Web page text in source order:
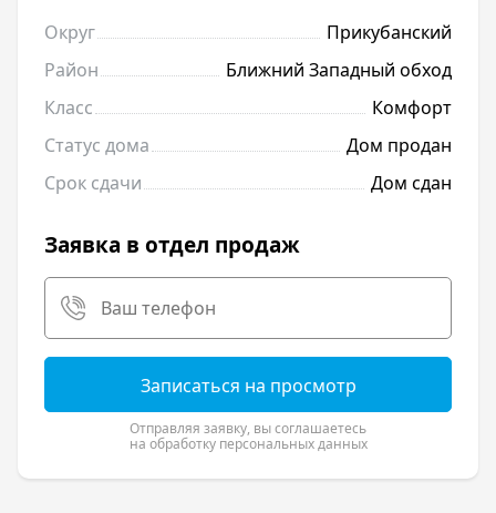
Округ
Прикубанский
Район
Ближний Западный обход
Класс
Комфорт
Статус дома
Дом продан
Срок сдачи
Дом сдан
Заявка в отдел продаж
Записаться на просмотр
Отправляя заявку, вы соглашаетесь
на обработку персональных данных